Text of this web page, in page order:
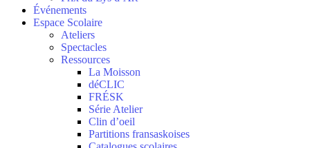
Événements
Espace Scolaire
Ateliers
Spectacles
Ressources
La Moisson
déCLIC
FRÉSK
Série Atelier
Clin d’oeil
Partitions fransaskoises